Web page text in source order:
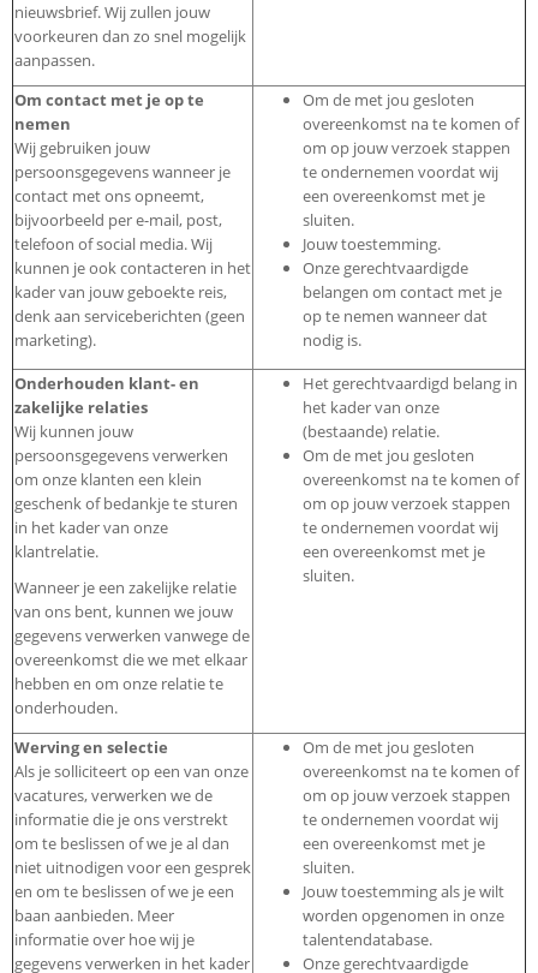
nieuwsbrief. Wij zullen jouw
voorkeuren dan zo snel mogelijk
aanpassen.
Om contact met je op te
nemen
Wij gebruiken jouw
persoonsgegevens wanneer je
contact met ons opneemt,
bijvoorbeeld per e-mail, post,
telefoon of social media. Wij
kunnen je ook contacteren in het
kader van jouw geboekte reis,
denk aan serviceberichten (geen
marketing).
Om de met jou gesloten
overeenkomst na te komen of
om op jouw verzoek stappen
te ondernemen voordat wij
een overeenkomst met je
sluiten.
Jouw toestemming.
Onze gerechtvaardigde
belangen om contact met je
op te nemen wanneer dat
nodig is.
Onderhouden klant- en
zakelijke relaties
Wij kunnen jouw
persoonsgegevens verwerken
om onze klanten een klein
geschenk of bedankje te sturen
in het kader van onze
klantrelatie.
Wanneer je een zakelijke relatie
van ons bent, kunnen we jouw
gegevens verwerken vanwege de
overeenkomst die we met elkaar
hebben en om onze relatie te
onderhouden.
Het gerechtvaardigd belang in
het kader van onze
(bestaande) relatie.
Om de met jou gesloten
overeenkomst na te komen of
om op jouw verzoek stappen
te ondernemen voordat wij
een overeenkomst met je
sluiten.
Werving en selectie
Als je solliciteert op een van onze
vacatures, verwerken we de
informatie die je ons verstrekt
om te beslissen of we je al dan
niet uitnodigen voor een gesprek
en om te beslissen of we je een
baan aanbieden. Meer
informatie over hoe wij je
gegevens verwerken in het kader
Om de met jou gesloten
overeenkomst na te komen of
om op jouw verzoek stappen
te ondernemen voordat wij
een overeenkomst met je
sluiten.
Jouw toestemming als je wilt
worden opgenomen in onze
talentendatabase.
Onze gerechtvaardigde